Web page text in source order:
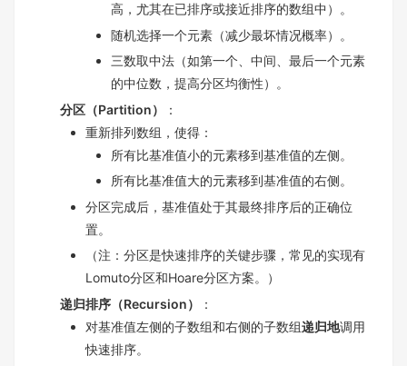
高，尤其在已排序或接近排序的数组中）。
随机选择一个元素（减少最坏情况概率）。
三数取中法（如第一个、中间、最后一个元素
的中位数，提高分区均衡性）。
分区（Partition）
：
重新排列数组，使得：
所有比基准值小的元素移到基准值的左侧。
所有比基准值大的元素移到基准值的右侧。
分区完成后，基准值处于其最终排序后的正确位
置。
（注：分区是快速排序的关键步骤，常见的实现有
Lomuto分区和Hoare分区方案。）
递归排序（Recursion）
：
对基准值左侧的子数组和右侧的子数组递归地调用
快速排序。